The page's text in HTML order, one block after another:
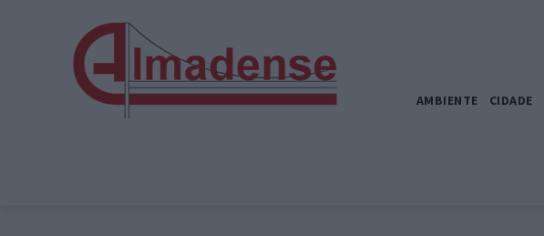
AMBIENTE CIDADE